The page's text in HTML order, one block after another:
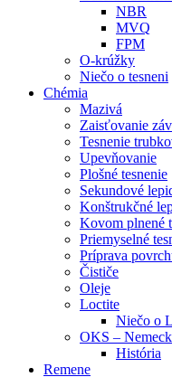
NBR
MVQ
FPM
O-krúžky
Niečo o tesneni
Chémia
Mazivá
Zaisťovanie
Tesnenie
Upevňovanie
Plošné tesnenie
Sekundové
Konštrukčné
Kovom plnené
Priemyselné
Príprava
Čističe
Oleje
Loctite
Niečo o
OKS –
História
Remene